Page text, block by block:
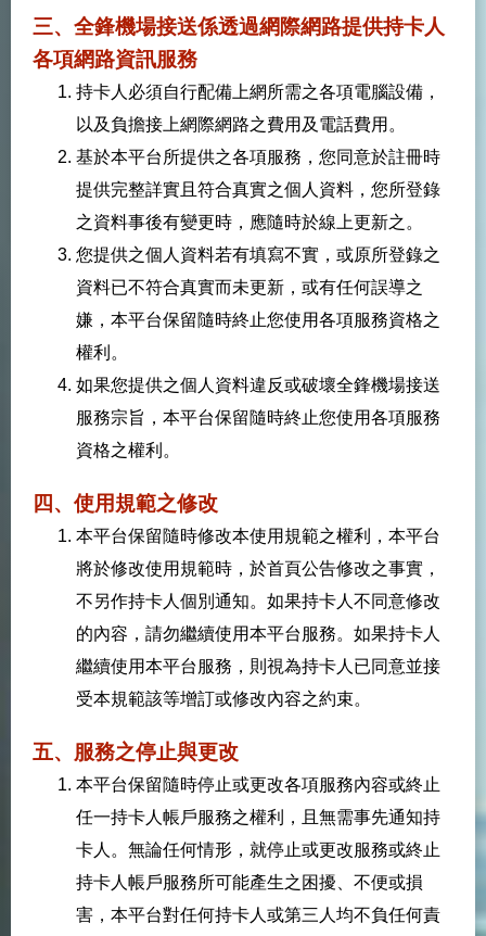
三、全鋒機場接送係透過網際網路提供持卡人
各項網路資訊服務
持卡人必須自行配備上網所需之各項電腦設備，
以及負擔接上網際網路之費用及電話費用。
基於本平台所提供之各項服務，您同意於註冊時
提供完整詳實且符合真實之個人資料，您所登錄
之資料事後有變更時，應隨時於線上更新之。
您提供之個人資料若有填寫不實，或原所登錄之
資料已不符合真實而未更新，或有任何誤導之
嫌，本平台保留隨時終止您使用各項服務資格之
權利。
如果您提供之個人資料違反或破壞全鋒機場接送
服務宗旨，本平台保留隨時終止您使用各項服務
資格之權利。
四、使用規範之修改
本平台保留隨時修改本使用規範之權利，本平台
將於修改使用規範時，於首頁公告修改之事實，
不另作持卡人個別通知。如果持卡人不同意修改
的內容，請勿繼續使用本平台服務。如果持卡人
繼續使用本平台服務，則視為持卡人已同意並接
受本規範該等增訂或修改內容之約束。
五、服務之停止與更改
本平台保留隨時停止或更改各項服務內容或終止
任一持卡人帳戶服務之權利，且無需事先通知持
卡人。無論任何情形，就停止或更改服務或終止
持卡人帳戶服務所可能產生之困擾、不便或損
害，本平台對任何持卡人或第三人均不負任何責